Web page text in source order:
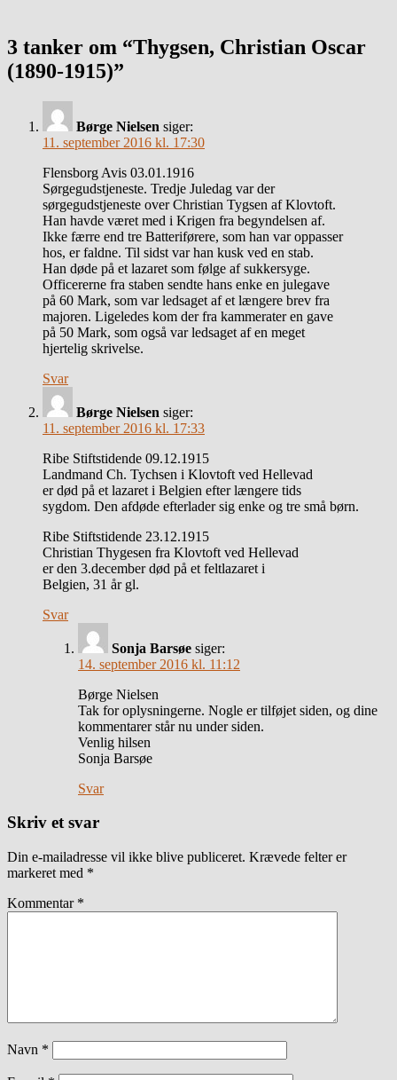
3 tanker om “Thygsen, Christian Oscar
(1890-1915)”
Børge Nielsen siger:
11. september 2016 kl. 17:30
Flensborg Avis 03.01.1916
Sørgegudstjeneste. Tredje Juledag var der
sørgegudstjeneste over Christian Tygsen af Klovtoft.
Han havde været med i Krigen fra begyndelsen af.
Ikke færre end tre Batteriførere, som han var oppasser
hos, er faldne. Til sidst var han kusk ved en stab.
Han døde på et lazaret som følge af sukkersyge.
Officererne fra staben sendte hans enke en julegave
på 60 Mark, som var ledsaget af et længere brev fra
majoren. Ligeledes kom der fra kammerater en gave
på 50 Mark, som også var ledsaget af en meget
hjertelig skrivelse.
Svar
Børge Nielsen siger:
11. september 2016 kl. 17:33
Ribe Stiftstidende 09.12.1915
Landmand Ch. Tychsen i Klovtoft ved Hellevad
er død på et lazaret i Belgien efter længere tids
sygdom. Den afdøde efterlader sig enke og tre små børn.
Ribe Stiftstidende 23.12.1915
Christian Thygesen fra Klovtoft ved Hellevad
er den 3.december død på et feltlazaret i
Belgien, 31 år gl.
Svar
Sonja Barsøe siger:
14. september 2016 kl. 11:12
Børge Nielsen
Tak for oplysningerne. Nogle er tilføjet siden, og dine
kommentarer står nu under siden.
Venlig hilsen
Sonja Barsøe
Svar
Skriv et svar
Din e-mailadresse vil ikke blive publiceret. Krævede felter er
markeret med *
Kommentar *
Navn *